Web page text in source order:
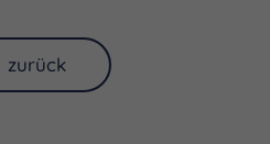
zurück